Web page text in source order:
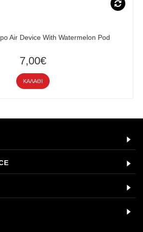
Air Device With Watermelon Pod
7,00€
ΚΑΛΆΘΙ